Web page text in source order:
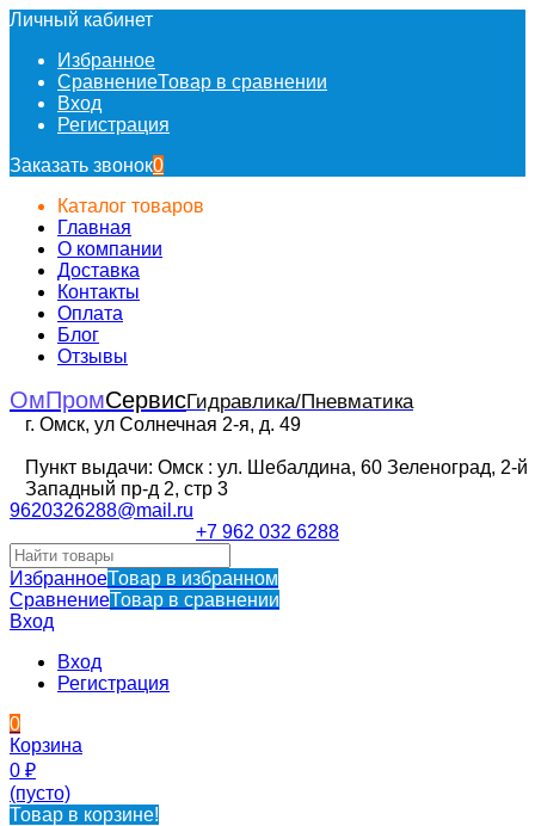
Личный кабинет
Избранное
СравнениеТовар в сравнении
Вход
Регистрация
Заказать звонок0
Каталог товаров
Главная
О компании
Доставка
Контакты
Оплата
Блог
Отзывы
ОмПромСервисГидравлика/Пневматика
г. Омск, ул Солнечная 2-я, д. 49
Пункт выдачи: Омск : ул. Шебалдина, 60 Зеленоград, 2-й
Западный пр-д 2, стр 3
9620326288@mail.ru
+7 962 032 6288
ИзбранноеТовар в избранном
СравнениеТовар в сравнении
Вход
Вход
Регистрация
0
Корзина
0 ₽
(пусто)
Товар в корзине!